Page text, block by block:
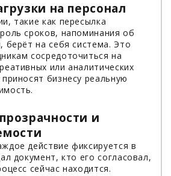
на персонал
такие как пересылка
сроков, напоминания об
берёт на себя система. Это
сосредоточиться на
или аналитических
бизнесу реальную
и
действие фиксируется в
документ, кто его согласовал,
сейчас находится.